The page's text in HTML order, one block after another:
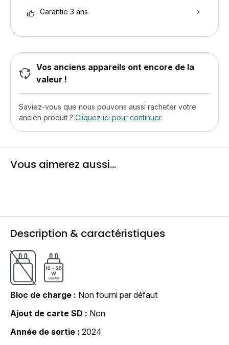
Garantie 3 ans
Vos anciens appareils ont encore de la
valeur !
Saviez-vous que nous pouvons aussi racheter votre
ancien produit ? Cliquez ici pour continuer.
Vous aimerez aussi...
Description & caractéristiques
Bloc de charge
Non fourni par défaut
Ajout de carte SD
Non
Année de sortie
2024